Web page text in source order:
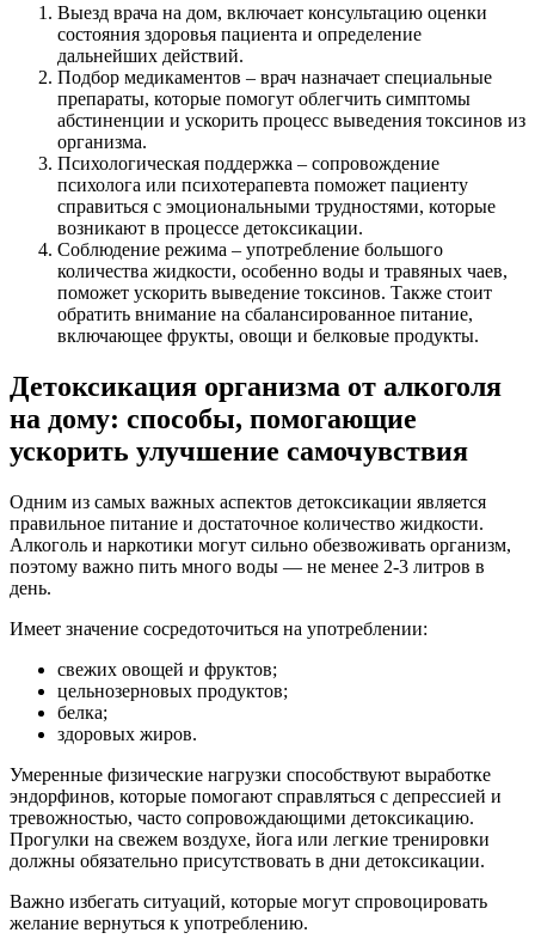
Выезд врача на дом, включает консультацию оценки
состояния здоровья пациента и определение
дальнейших действий.
Подбор медикаментов – врач назначает специальные
препараты, которые помогут облегчить симптомы
абстиненции и ускорить процесс выведения токсинов из
организма.
Психологическая поддержка – сопровождение
психолога или психотерапевта поможет пациенту
справиться с эмоциональными трудностями, которые
возникают в процессе детоксикации.
Соблюдение режима – употребление большого
количества жидкости, особенно воды и травяных чаев,
поможет ускорить выведение токсинов. Также стоит
обратить внимание на сбалансированное питание,
включающее фрукты, овощи и белковые продукты.
Детоксикация организма от алкоголя
на дому: способы, помогающие
ускорить улучшение самочувствия
Одним из самых важных аспектов детоксикации является
правильное питание и достаточное количество жидкости.
Алкоголь и наркотики могут сильно обезвоживать организм,
поэтому важно пить много воды — не менее 2-3 литров в
день.
Имеет значение сосредоточиться на употреблении:
свежих овощей и фруктов;
цельнозерновых продуктов;
белка;
здоровых жиров.
Умеренные физические нагрузки способствуют выработке
эндорфинов, которые помогают справляться с депрессией и
тревожностью, часто сопровождающими детоксикацию.
Прогулки на свежем воздухе, йога или легкие тренировки
должны обязательно присутствовать в дни детоксикации.
Важно избегать ситуаций, которые могут спровоцировать
желание вернуться к употреблению.